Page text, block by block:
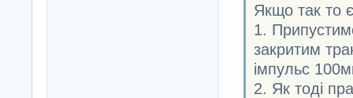
Якщо так то
1.
закритим
імпульс
2. Як тоді